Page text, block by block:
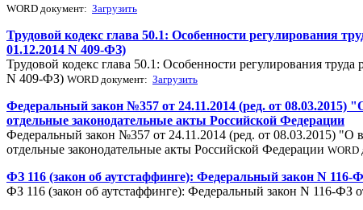
WORD документ: Загрузить
Трудовой кодекс глава 50.1: Особенности регулирования
01.12.2014 N 409-ФЗ)
Трудовой кодекс глава 50.1: Особенности регулирования
N 409-ФЗ) WORD документ: Загрузить
Федеральный закон №357 от 24.11.2014 (ред. от
отдельные законодательные акты Российской Федерации
Федеральный закон №357 от 24.11.2014 (ред. от 08.03.2015)
отдельные законодательные акты Российской Федерации WORD
ФЗ 116 (закон об аутстаффинге): Федеральный закон N
ФЗ 116 (закон об аутстаффинге): Федеральный закон N 116-ФЗ